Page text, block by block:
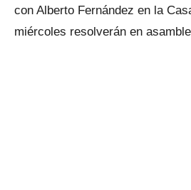
con Alberto Fernández en la
miércoles resolverán en